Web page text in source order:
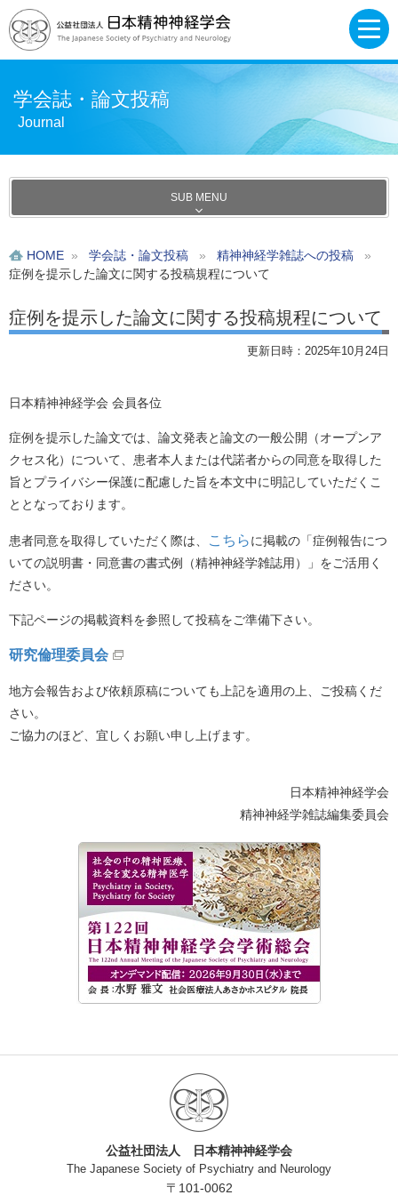
学会誌・論文投稿
Journal
SUB MENU
HOME » 学会誌・論文投稿 » 精神神経学雑誌への投稿
»
症例を提示した論文に関する投稿規程について
症例を提示した論文に関する投稿規程について
更新日時：2025年10月24日
日本精神神経学会 会員各位
症例を提示した論文では、論文発表と論文の一般公開（オープンア
クセス化）について、患者本人または代諾者からの同意を取得した
旨とプライバシー保護に配慮した旨を本文中に明記していただくこ
ととなっております。
患者同意を取得していただく際は、 こちらに掲載の「症例報告につ
いての説明書・同意書の書式例（精神神経学雑誌用）」をご活用く
ださい。
下記ページの掲載資料を参照して投稿をご準備下さい。
研究倫理委員会
地方会報告および依頼原稿についても上記を適用の上、ご投稿くだ
さい。
ご協力のほど、宜しくお願い申し上げます。
日本精神神経学会
精神神経学雑誌編集委員会
公益社団法人 日本精神神経学会
The Japanese Society of Psychiatry and Neurology
〒101-0062